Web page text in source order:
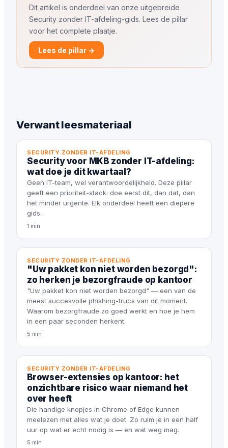
Dit artikel is onderdeel van onze uitgebreide
Security zonder IT-afdeling-gids. Lees de pillar
voor het complete plaatje.
Lees de pillar →
Verwant leesmateriaal
SECURITY ZONDER IT-AFDELING
Security voor MKB zonder IT-afdeling:
wat doe je dit kwartaal?
Geen IT-team, wel verantwoordelijkheid. Deze pillar
geeft een prioriteit-stack: doe eerst dit, dan dat, dan
het minder urgente. Elk onderdeel heeft een diepere
gids.
1 min
SECURITY ZONDER IT-AFDELING
"Uw pakket kon niet worden bezorgd":
zo herken je bezorgfraude op kantoor
"Uw pakket kon niet worden bezorgd" — een van de
meest succesvolle phishing-trucs van dit moment.
Waarom bezorgfraude zo goed werkt en hoe je hem
in een paar seconden herkent.
5 min
SECURITY ZONDER IT-AFDELING
Browser-extensies op kantoor: het
onzichtbare risico waar niemand het
over heeft
Die handige knopjes in Chrome of Edge kunnen
meelezen met alles wat je doet. Zo ruim je in een half
uur op wat er echt nodig is — en wat weg mag.
5 min